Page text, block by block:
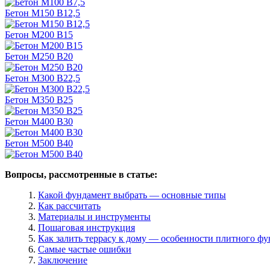
Бетон М150 B12,5
Бетон М200 В15
Бетон М250 В20
Бетон М300 В22,5
Бетон М350 В25
Бетон М400 В30
Бетон М500 В40
Вопросы, рассмотренные в статье:
Какой фундамент выбрать — основные типы
Как рассчитать
Материалы и инструменты
Пошаговая инструкция
Как залить террасу к дому — особенности плитного
Самые частые ошибки
Заключение